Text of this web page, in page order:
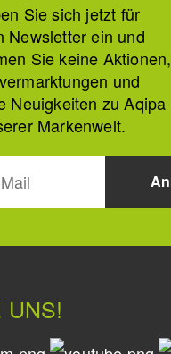
Sie sich jetzt für
Newsletter ein und
Sie keine Aktionen,
und
Neuigkeiten zu Aqipa
Markenwelt.
UNS!